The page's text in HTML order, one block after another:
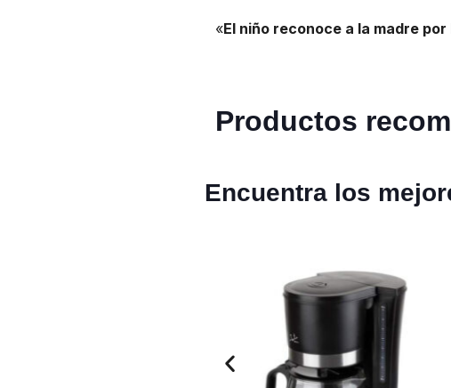
«El niño reconoce a la madre por
Productos
Encuentra los